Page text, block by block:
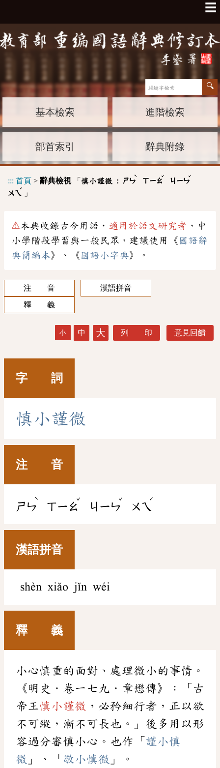
☰
基本檢索 進階檢索
部首索引 辭典附錄
::: 首頁 > 辭典檢視「 慎小謹微 : ㄕㄣ
ˋ
ㄒㄧㄠ
ˇ
ㄐㄧㄣ
ˇ
ㄨㄟ
ˊ
」
⚠本典收錄古今用語， 適用於語文研究者 ，中
小學階段學習與一般民眾，建議使用《 國語辭
典簡編本》、《 國語小字典》。
注 音
漢語拼音
釋 義
小 中 大 列 印 意見回饋
字 詞
慎小謹微
注 音
ㄕㄣ
ˋ
ㄒㄧㄠ
ˇ
ㄐㄧㄣ
ˇ
ㄨㄟ
ˊ
漢語拼音
shèn xiǎo jǐn wéi
釋 義
小心慎重的面對、處理微小的事情。
《明史．卷一七九．章懋傳》：「古
帝王慎小謹微 ，必矜細行者，正以欲
不可縱，漸不可長也。」後多用以形
容過分審慎小心。也作「 謹小慎
微 」、「 敬小慎微 」。